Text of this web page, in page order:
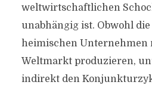
weltwirtschaftlichen
unabhängig ist. Obwohl
heimischen
Weltmarkt produzieren,
indirekt den